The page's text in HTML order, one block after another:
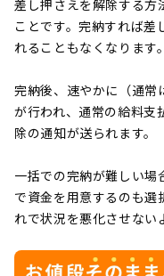
差し押さえを解除する
ことです。完納すれば
れることもなくなります。
完納後、速やかに（通常
が行われ、通常の給料支
除の通知が送られます。
一括での完納が難しい
で資金を用意するのも選
れで状況を悪化させない